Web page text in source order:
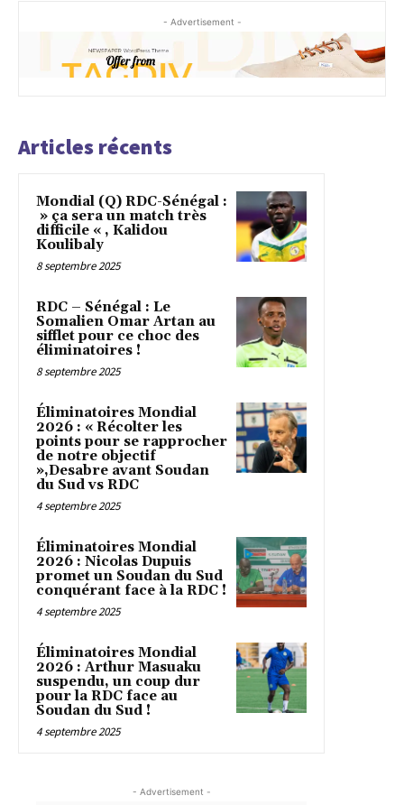
- Advertisement -
Articles récents
Mondial (Q) RDC-Sénégal :
» ça sera un match très
difficile « , Kalidou
Koulibaly
8 septembre 2025
RDC – Sénégal : Le
Somalien Omar Artan au
sifflet pour ce choc des
éliminatoires !
8 septembre 2025
Éliminatoires Mondial
2026 : « Récolter les
points pour se rapprocher
de notre objectif
»,Desabre avant Soudan
du Sud vs RDC
4 septembre 2025
Éliminatoires Mondial
2026 : Nicolas Dupuis
promet un Soudan du Sud
conquérant face à la RDC !
4 septembre 2025
Éliminatoires Mondial
2026 : Arthur Masuaku
suspendu, un coup dur
pour la RDC face au
Soudan du Sud !
4 septembre 2025
- Advertisement -